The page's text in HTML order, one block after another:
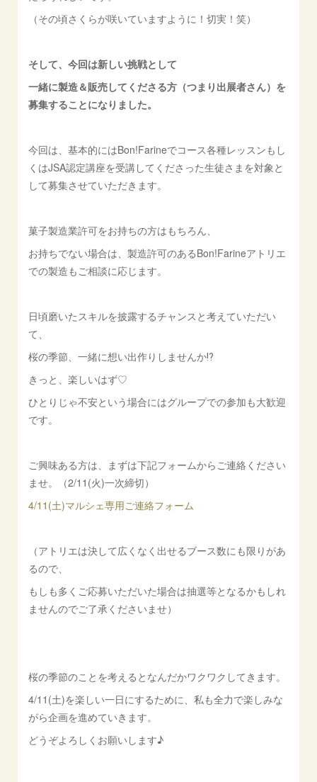
（その頃さくらが咲いていますように！切実！笑）
そして、今回は新しい挑戦として
一緒に製造＆販売してくださる方（つまり出展者さん）を
募集することになりました。
今回は、基本的にはBon!Farineでコース各種レッスンもし
くはJSA認定講座を受講してくださった生徒さまを対象と
して募集させていただきます。
菓子製造業許可をお持ちの方はもちろん、
お持ちでない場合は、製造許可のあるBon!Farineアトリエ
での製造もご相談に応じます。
日頃磨いたスキルを披露するチャンスと考えていただい
て、
桜の季節、一緒に想い出作りしませんか⁉
きっと、楽しいはず♡
ひとりじゃ不安という場合にはグループでの参加も大歓迎
です。
ご興味ある方は、まずは下記フォームからご連絡ください
ませ。（2/11(火)一次締切）
4/11(土)マルシェ専用ご連絡フォーム
（アトリエは決して広くなく出せるブース数にも限りがあ
るので、
もしも多くご応募いただいた場合は抽選等となるかもしれ
ませんのでご了承くださいませ）
桜の季節のことを考えるとなんだかワクワクしてきます。
4/11(土)を楽しい一日にするために、私も全力で楽しみな
がら企画を進めていきます。
どうぞよろしくお願いします♪